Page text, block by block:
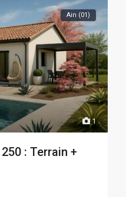
1
Ain (01)
: Terrain +